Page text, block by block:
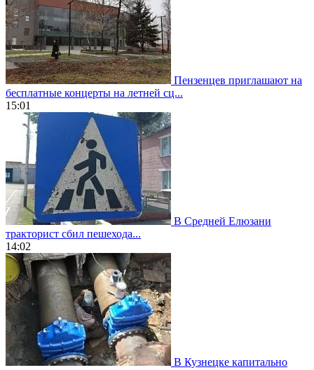
Пензенцев приглашают на
бесплатные концерты на летней сц...
15:01
В Средней Елюзани
тракторист сбил пешехода...
14:02
В Кузнецке капитально